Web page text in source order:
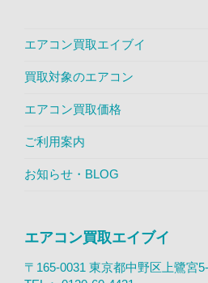
エアコン買取エイブイ
買取対象のエアコン
エアコン買取価格
ご利用案内
お知らせ・BLOG
エアコン買取エイブイ
〒165-0031 東京都中野区上鷺宮